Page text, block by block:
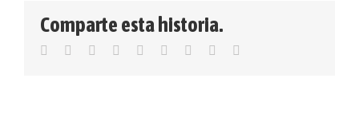
Comparte esta historia.
Facebook
TwitterLinkedIn
Reddit WhatsApp
TumblrPinterest